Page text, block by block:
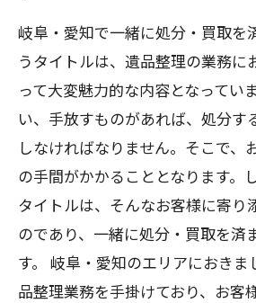
岐阜・愛知で一緒に処分・買取を
うタイトルは、遺品整理の業務に
って大変魅力的な内容となってい
い、手放すものがあれば、処分す
しなければなりません。そこで、
の手間がかかることとなります。
タイトルは、そんなお客様に寄り
のであり、一緒に処分・買取を済
す。 岐阜・愛知のエリアにおきま
品整理業務を手掛けており、お客